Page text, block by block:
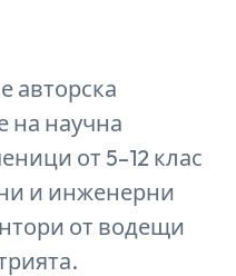
авторска
на научна
от 5–12 клас
и инженерни
от водещи